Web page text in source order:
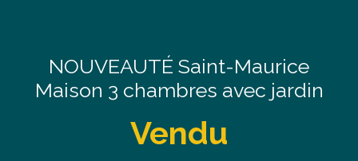
NOUVEAUTÉ Saint-Maurice
Maison 3 chambres avec jardin
Vendu